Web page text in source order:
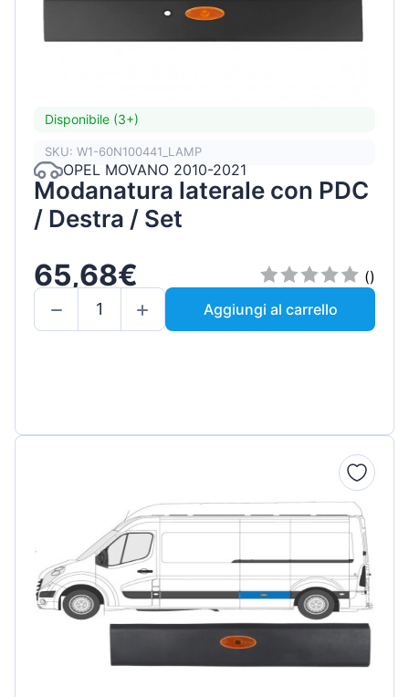
Disponibile (3+)
SKU: W1-60N100441_LAMP
OPEL MOVANO 2010-2021
Modanatura laterale con PDC
/ Destra / Set
65,68€
()
Aggiungi al carrello